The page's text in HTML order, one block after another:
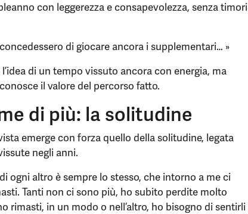
con leggerezza e consapevolezza, senza timori
di giocare ancora i supplementari… »
di un tempo vissuto ancora con energia, ma
il valore del percorso fatto.
di più: la solitudine
emerge con forza quello della solitudine, legata
negli anni.
ogni altro è sempre lo stesso, che intorno a me ci
Tanti non ci sono più, ho subito perdite molto
rimasti, in un modo o nell’altro, ho bisogno di sentirli